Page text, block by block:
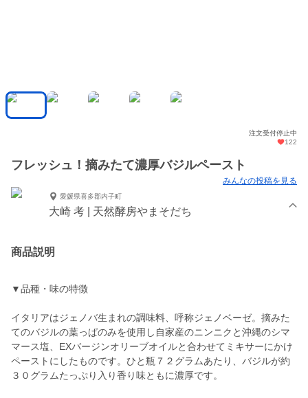
注文受付停止中
122
フレッシュ！摘みたて濃厚バジルペースト
みんなの投稿を見る
愛媛県喜多郡内子町
大崎 考 | 天然酵房やまそだち
商品説明
▼品種・味の特徴
イタリアはジェノバ生まれの調味料、呼称ジェノベーゼ。摘みた
てのバジルの葉っぱのみを使用し自家産のニンニクと沖縄のシマ
マース塩、EXバージンオリーブオイルと合わせてミキサーにかけ
ペーストにしたものです。ひと瓶７２グラムあたり、バジルが約
３０グラムたっぷり入り香り味ともに濃厚です。